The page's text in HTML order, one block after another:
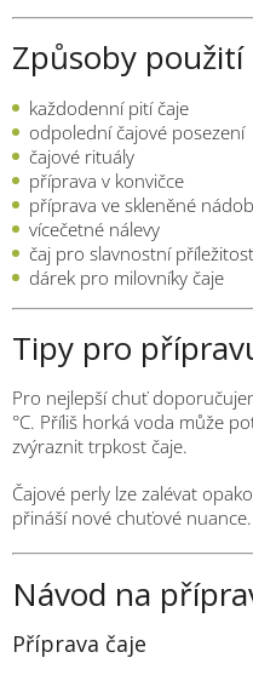
Způsoby použití
každodenní pití čaje
odpolední čajové posezení
čajové rituály
příprava v konvičce
příprava ve skleněné
vícečetné nálevy
čaj pro slavnostní
dárek pro milovníky čaje
Tipy pro
Pro nejlepší chuť
°C. Příliš horká voda může
zvýraznit trpkost čaje.
Čajové perly lze zalévat
přináší nové chuťové nuance.
Návod na
Příprava čaje